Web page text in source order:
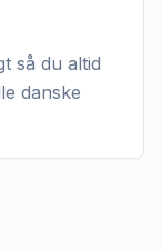
så du altid
danske